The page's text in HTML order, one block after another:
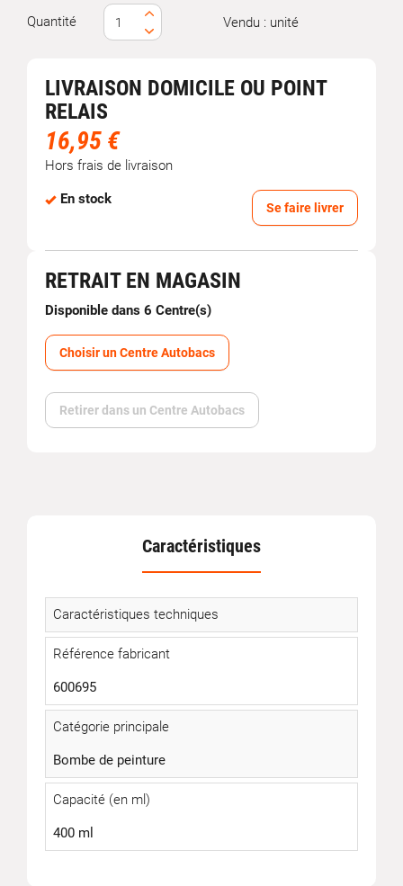
Quantité Vendu : unité
LIVRAISON DOMICILE OU POINT
RELAIS
16,95 €
Hors frais de livraison
En stock
Se faire livrer
RETRAIT EN MAGASIN
Disponible dans 6 Centre(s)
Choisir un Centre Autobacs
Retirer dans un Centre Autobacs
Caractéristiques
Caractéristiques techniques
Référence fabricant
600695
Catégorie principale
Bombe de peinture
Capacité (en ml)
400 ml